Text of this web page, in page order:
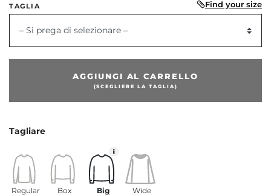
TAGLIA Find your size
– Si prega di selezionare –
AGGIUNGI AL CARRELLO
(SCEGLIERE LA TAGLIA)
Tagliare
Regular
Box
Big
Wide